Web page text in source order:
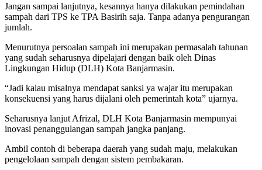
Jangan sampai lanjutnya, kesannya hanya dilakukan pemindahan
sampah dari TPS ke TPA Basirih saja. Tanpa adanya pengurangan
jumlah.
Menurutnya persoalan sampah ini merupakan permasalah tahunan
yang sudah seharusnya dipelajari dengan baik oleh Dinas
Lingkungan Hidup (DLH) Kota Banjarmasin.
“Jadi kalau misalnya mendapat sanksi ya wajar itu merupakan
konsekuensi yang harus dijalani oleh pemerintah kota” ujarnya.
Seharusnya lanjut Afrizal, DLH Kota Banjarmasin mempunyai
inovasi penanggulangan sampah jangka panjang.
Ambil contoh di beberapa daerah yang sudah maju, melakukan
pengelolaan sampah dengan sistem pembakaran.